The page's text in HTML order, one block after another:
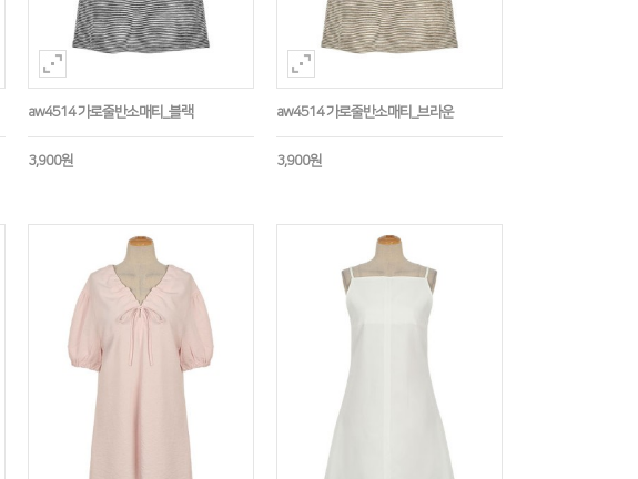
aw4514 가로줄반소매티_블랙
3,900원
aw4514 가로줄반소매티_브라운
3,900원